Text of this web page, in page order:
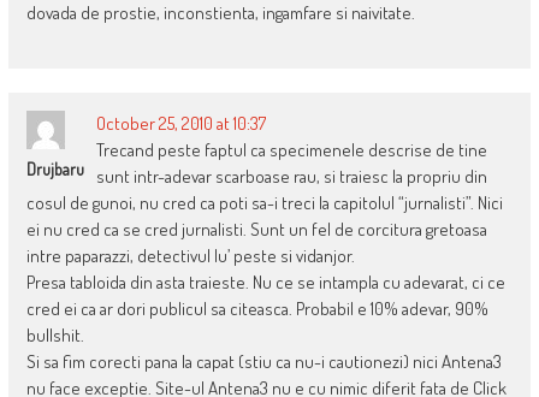
dovada de prostie, inconstienta, ingamfare si naivitate.
Drujbaru
October 25, 2010 at 10:37
Trecand peste faptul ca specimenele descrise de tine
sunt intr-adevar scarboase rau, si traiesc la propriu din
cosul de gunoi, nu cred ca poti sa-i treci la capitolul “jurnalisti”. Nici
ei nu cred ca se cred jurnalisti. Sunt un fel de corcitura gretoasa
intre paparazzi, detectivul lu’ peste si vidanjor.
Presa tabloida din asta traieste. Nu ce se intampla cu adevarat, ci ce
cred ei ca ar dori publicul sa citeasca. Probabil e 10% adevar, 90%
bullshit.
Si sa fim corecti pana la capat (stiu ca nu-i cautionezi) nici Antena3
nu face exceptie. Site-ul Antena3 nu e cu nimic diferit fata de Click